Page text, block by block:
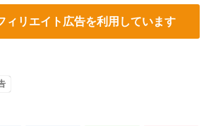
リエイト広告を利用しています